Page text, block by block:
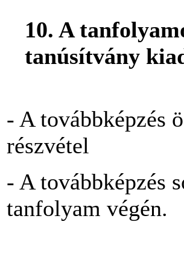
10. A
tanúsítvány
- A továbbképzés
részvétel
- A továbbképzés
tanfolyam végén.